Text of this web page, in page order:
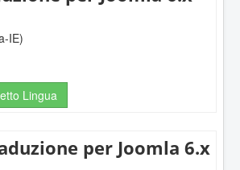
IE)
Lingua
per Joomla 6.x